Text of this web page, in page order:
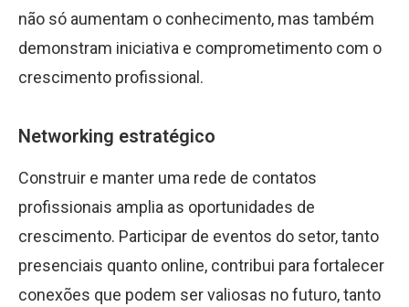
não só aumentam o conhecimento, mas também
demonstram iniciativa e comprometimento com o
crescimento profissional.
Networking estratégico
Construir e manter uma rede de contatos
profissionais amplia as oportunidades de
crescimento. Participar de eventos do setor, tanto
presenciais quanto online, contribui para fortalecer
conexões que podem ser valiosas no futuro, tanto